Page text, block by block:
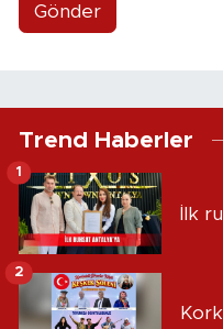
Gönder
Trend Haberler
İlk
1
2